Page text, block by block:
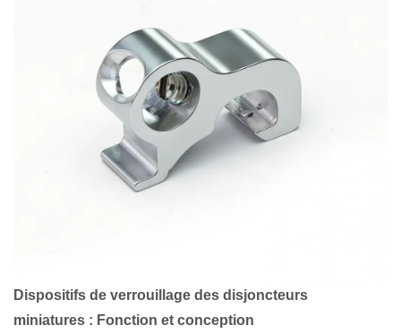
Dispositifs de verrouillage des disjoncteurs
miniatures : Fonction et conception